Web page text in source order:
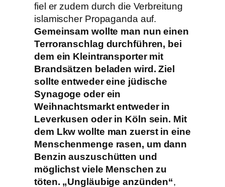
fiel er zudem durch die Verbreitung
islamischer Propaganda auf.
Gemeinsam wollte man nun einen
Terroranschlag durchführen, bei
dem ein Kleintransporter mit
Brandsätzen beladen wird. Ziel
sollte entweder eine jüdische
Synagoge oder ein
Weihnachtsmarkt entweder in
Leverkusen oder in Köln sein. Mit
dem Lkw wollte man zuerst in eine
Menschenmenge rasen, um dann
Benzin auszuschütten und
möglichst viele Menschen zu
töten. „Ungläubige anzünden“,